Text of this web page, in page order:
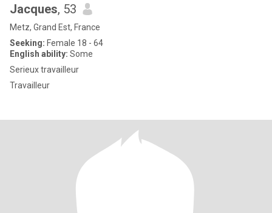
Jacques, 53
Metz, Grand Est, France
Seeking: Female 18 - 64
English ability: Some
Serieux travailleur
Travailleur